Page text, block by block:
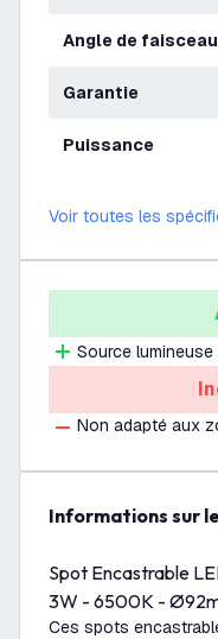
Angle de faisceau
Garantie
Puissance
Voir toutes les
Source lumineuse
Non adapté aux
Informations sur
Spot Encastrable
3W - 6500K -
Ces spots